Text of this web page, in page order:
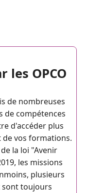
les OPCO
de nombreuses
de compétences
d'accéder plus
vos formations.
la loi "Avenir
les missions
plusieurs
toujours